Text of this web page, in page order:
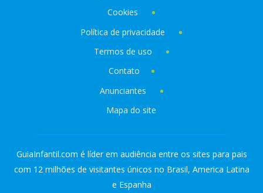
Cookies
Política de privacidade
Termos de uso
Contato
Anunciantes
Mapa do site
GuiaInfantil.com é líder em audiência entre os sites para pais
com 12 milhões de visitantes únicos no Brasil, America Latina
e Espanha